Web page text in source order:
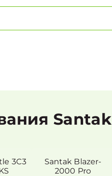
Santak
3C3
Santak Blazer-
2000 Pro